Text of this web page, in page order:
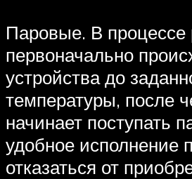
Паровые. В процессе
первоначально
устройства до
температуры, после
начинает поступать
удобное исполнение
отказаться от